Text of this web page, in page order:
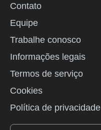
Contato
Equipe
Trabalhe conosco
Informações legais
Termos de serviço
Cookies
Política de privacidade